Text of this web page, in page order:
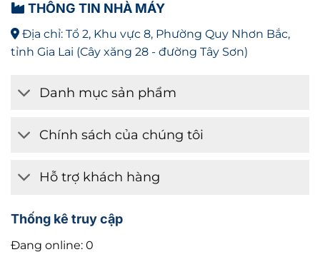
THÔNG TIN NHÀ MÁY
Địa chỉ: Tổ 2, Khu vực 8, Phường Quy Nhơn Bắc,
tỉnh Gia Lai (Cây xăng 28 - đường Tây Sơn)
Danh mục sản phẩm
Chính sách của chúng tôi
Hỗ trợ khách hàng
Thống kê truy cập
Đang online: 0